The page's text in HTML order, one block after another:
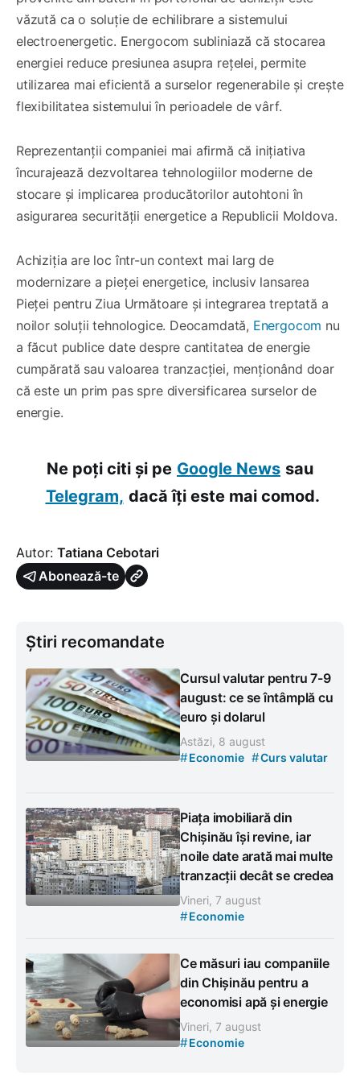
văzută ca o soluție de echilibrare a sistemului
electroenergetic. Energocom subliniază că stocarea
energiei reduce presiunea asupra rețelei, permite
utilizarea mai eficientă a surselor regenerabile și crește
flexibilitatea sistemului în perioadele de vârf.
Reprezentanții companiei mai afirmă că inițiativa
încurajează dezvoltarea tehnologiilor moderne de
stocare și implicarea producătorilor autohtoni în
asigurarea securității energetice a Republicii Moldova.
Achiziția are loc într-un context mai larg de
modernizare a pieței energetice, inclusiv lansarea
Pieței pentru Ziua Următoare și integrarea treptată a
noilor soluții tehnologice. Deocamdată, Energocom nu
a făcut publice date despre cantitatea de energie
cumpărată sau valoarea tranzacției, menționând doar
că este un prim pas spre diversificarea surselor de
energie.
Ne poți citi și pe Google News sau
Telegram, dacă îți este mai comod.
Autor: Tatiana Cebotari
Abonează-te
Știri recomandate
Cursul valutar pentru 7-9
august: ce se întâmplă cu
euro și dolarul
Astăzi, 8 august
#Economie #Curs valutar
Piața imobiliară din
Chișinău își revine, iar
noile date arată mai multe
tranzacții decât se credea
Vineri, 7 august
#Economie
Ce măsuri iau companiile
din Chișinău pentru a
economisi apă și energie
Vineri, 7 august
#Economie